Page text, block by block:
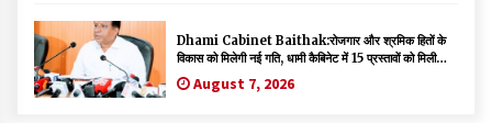
Dhami Cabinet Baithak:रोजगार और श्रमिक हितों के
विकास को मिलेगी नई गति, धामी कैबिनेट में 15 प्रस्तावों को मिली
मंजूरीAugust 7, 2026